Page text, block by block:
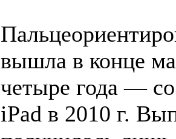
вышла в конце
четыре года —
iPad в 2010 г.